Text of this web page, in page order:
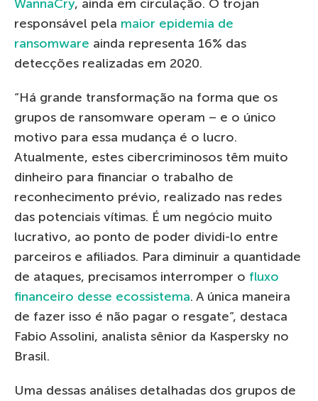
WannaCry, ainda em circulação. O trojan
responsável pela maior epidemia de
ransomware ainda representa 16% das
detecções realizadas em 2020.
“Há grande transformação na forma que os
grupos de ransomware operam – e o único
motivo para essa mudança é o lucro.
Atualmente, estes cibercriminosos têm muito
dinheiro para financiar o trabalho de
reconhecimento prévio, realizado nas redes
das potenciais vítimas. É um negócio muito
lucrativo, ao ponto de poder dividi-lo entre
parceiros e afiliados. Para diminuir a quantidade
de ataques, precisamos interromper o fluxo
financeiro desse ecossistema. A única maneira
de fazer isso é não pagar o resgate”, destaca
Fabio Assolini, analista sênior da Kaspersky no
Brasil.
Uma dessas análises detalhadas dos grupos de